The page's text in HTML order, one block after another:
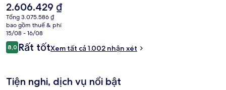
Giá
hiện
tại
là
2.606.429 ₫
2.606.429 ₫
Tổng 3.075.586 ₫
bao gồm thuế & phí
15/08 - 16/08
Nhận
xét
8,08,0 trên 10,
Rất tốtXem tất cả 1.002 nhận xét
Tiện nghi, dịch vụ nổi bật